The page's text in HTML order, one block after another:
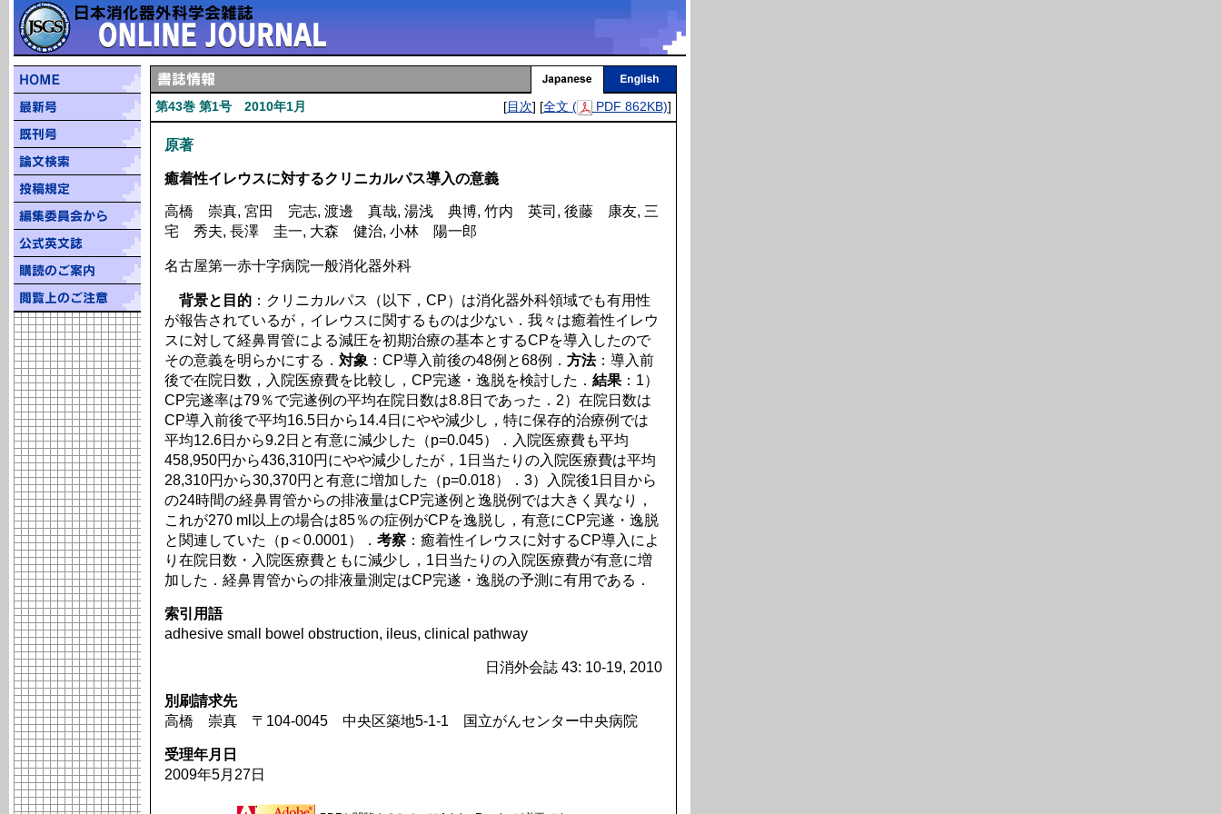
第43巻 第1号 2010年1月 [目次] [全文 ( PDF 862KB)]
原著
癒着性イレウスに対するクリニカルパス導入の意義
高橋 崇真, 宮田 完志, 渡邊 真哉, 湯浅 典博, 竹内 英司, 後藤 康友, 三
宅 秀夫, 長澤 圭一, 大森 健治, 小林 陽一郎
名古屋第一赤十字病院一般消化器外科
背景と目的 ：クリニカルパス（以下，CP）は消化器外科領域でも有用性
が報告されているが，イレウスに関するものは少ない．我々は癒着性イレウ
スに対して経鼻胃管による減圧を初期治療の基本とするCPを導入したので
その意義を明らかにする． 対象 ：CP導入前後の48例と68例． 方法：導入前
後で在院日数，入院医療費を比較し，CP完遂・逸脱を検討した． 結果 ：1）
CP完遂率は79％で完遂例の平均在院日数は8.8日であった．2）在院日数は
CP導入前後で平均16.5日から14.4日にやや減少し，特に保存的治療例では
平均12.6日から9.2日と有意に減少した（p=0.045）．入院医療費も平均
458,950円から436,310円にやや減少したが，1日当たりの入院医療費は平均
28,310円から30,370円と有意に増加した（p=0.018）．3）入院後1日目から
の24時間の経鼻胃管からの排液量はCP完遂例と逸脱例では大きく異なり，
これが270 ml以上の場合は85％の症例がCPを逸脱し，有意にCP完遂・逸脱
と関連していた（p＜0.0001）． 考察 ：癒着性イレウスに対するCP導入によ
り在院日数・入院医療費ともに減少し，1日当たりの入院医療費が有意に増
加した．経鼻胃管からの排液量測定はCP完遂・逸脱の予測に有用である．
索引用語
adhesive small bowel obstruction, ileus, clinical pathway
日消外会誌 43: 10-19, 2010
別刷請求先
高橋 崇真 〒104-0045 中央区築地5-1-1 国立がんセンター中央病院
受理年月日
2009年5月27日